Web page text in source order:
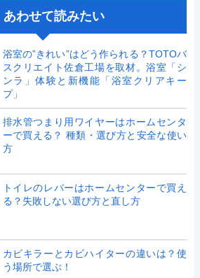
あわせて読みたい
浴室の”きれい”はどう作られる？TOTOバ
スクリエイト佐倉工場を取材。浴室「シ
ンラ」体験と新機能「浴室クリアキー
プ」
排水管つまり用ワイヤーはホームセンタ
ーで買える？ 種類・選び方と安全な使い
方
トイレのレバーはホームセンターで買え
る？失敗しない選び方と直し方
カビキラーとカビハイターの違いは？使
う場所で選ぶ！